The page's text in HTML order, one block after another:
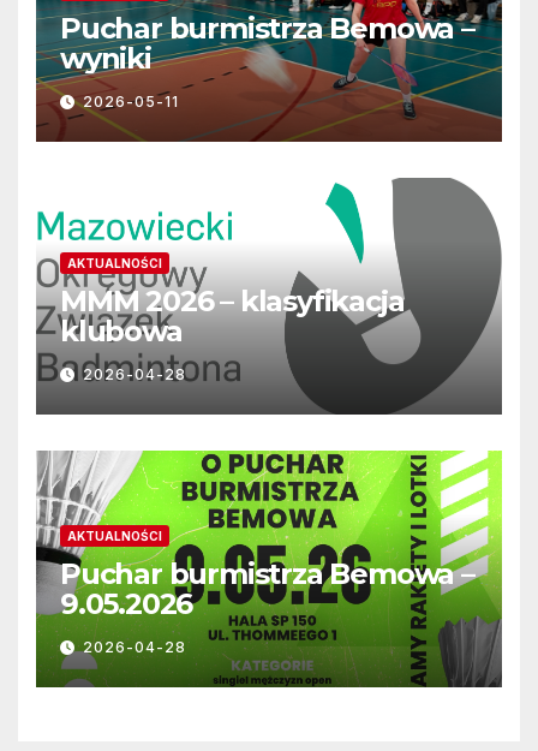
Puchar burmistrza Bemowa –
wyniki
2026-05-11
AKTUALNOŚCI
MMM 2026 – klasyfikacja
klubowa
2026-04-28
AKTUALNOŚCI
Puchar burmistrza Bemowa –
9.05.2026
2026-04-28